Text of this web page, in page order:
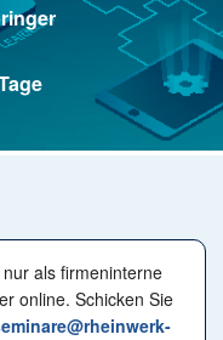
als firmeninterne
online. Schicken Sie